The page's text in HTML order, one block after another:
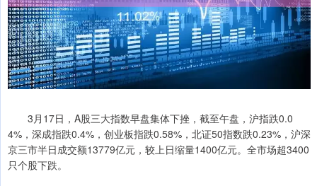
3月17日，A股三大指数早盘集体下挫，截至午盘，沪指跌0.0
4%，深成指跌0.4%，创业板指跌0.58%，北证50指数跌0.23%，沪深
京三市半日成交额13779亿元，较上日缩量1400亿元。全市场超3400
只个股下跌。